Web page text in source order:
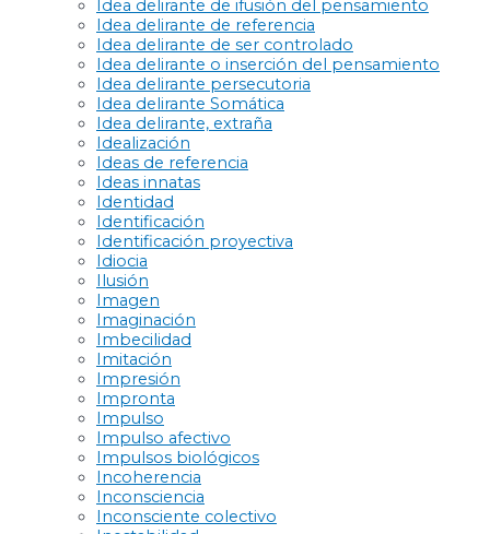
Idea delirante de ifusión del pensamiento
Idea delirante de referencia
Idea delirante de ser controlado
Idea delirante o inserción del pensamiento
Idea delirante persecutoria
Idea delirante Somática
Idea delirante, extraña
Idealización
Ideas de referencia
Ideas innatas
Identidad
Identificación
Identificación proyectiva
Idiocia
Ilusión
Imagen
Imaginación
Imbecilidad
Imitación
Impresión
Impronta
Impulso
Impulso afectivo
Impulsos biológicos
Incoherencia
Inconsciencia
Inconsciente colectivo